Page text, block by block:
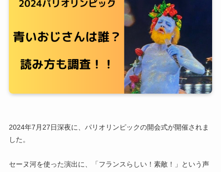
2024年7月27日深夜に、パリオリンピックの開会式が開催されま
した。
セーヌ河を使った演出に、「フランスらしい！素敵！」という声